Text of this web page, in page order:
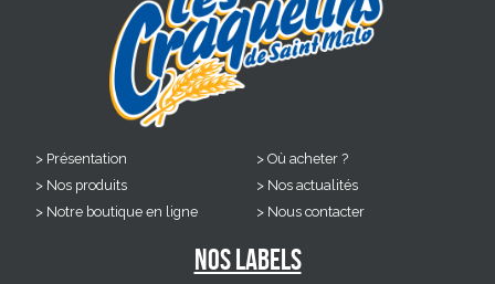
Présentation
Nos produits
Notre boutique en ligne
Où acheter ?
Nos actualités
Nous contacter
Nos labels